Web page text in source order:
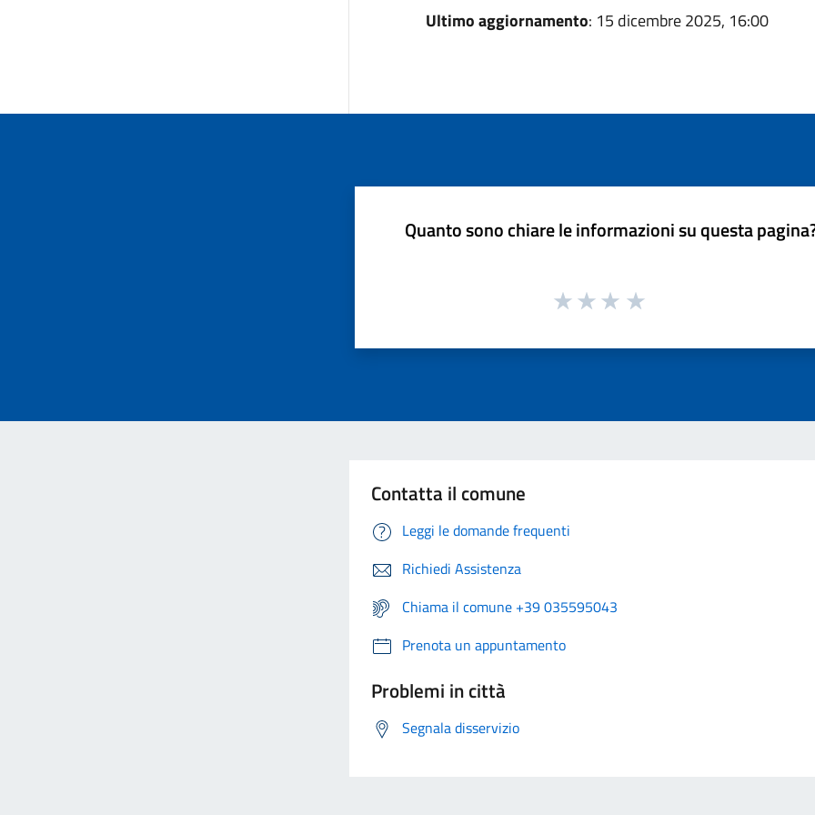
Ultimo aggiornamento: 15 dicembre 2025, 16:00
Quanto sono chiare le informazioni su questa
Contatta il comune
Leggi le domande frequenti
Richiedi Assistenza
Chiama il comune +39 035595043
Prenota un appuntamento
Problemi in città
Segnala disservizio